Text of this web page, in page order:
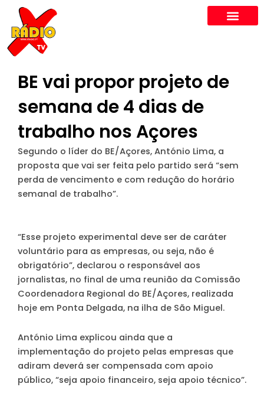
content
BE vai propor projeto de
semana de 4 dias de
trabalho nos Açores
Segundo o líder do BE/Açores, António Lima, a
proposta que vai ser feita pelo partido será “sem
perda de vencimento e com redução do horário
semanal de trabalho”.
“Esse projeto experimental deve ser de caráter
voluntário para as empresas, ou seja, não é
obrigatório”, declarou o responsável aos
jornalistas, no final de uma reunião da Comissão
Coordenadora Regional do BE/Açores, realizada
hoje em Ponta Delgada, na ilha de São Miguel.
António Lima explicou ainda que a
implementação do projeto pelas empresas que
adiram deverá ser compensada com apoio
público, “seja apoio financeiro, seja apoio técnico”.